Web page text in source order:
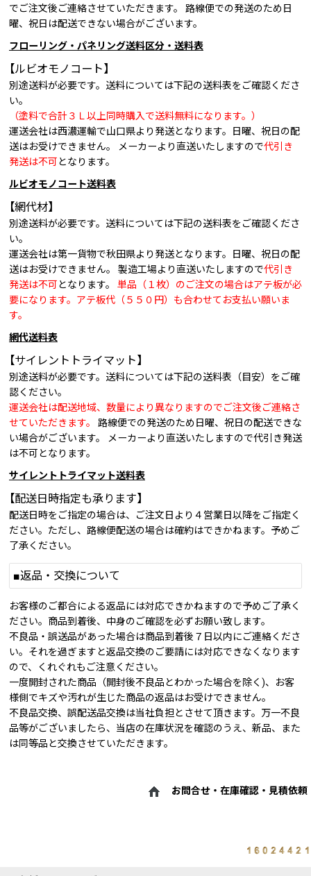
でご注文後ご連絡させていただきます。 路線便での発送のため日
曜、祝日は配送できない場合がございます。
フローリング・パネリング送料区分・送料表
【ルビオモノコート】
別途送料が必要です。送料については下記の送料表をご確認くださ
い。
（塗料で合計３Ｌ以上同時購入で送料無料になります。）
運送会社は西濃運輸で山口県より発送となります。日曜、祝日の配
送はお受けできません。 メーカーより直送いたしますので代引き
発送は不可となります。
ルビオモノコート送料表
【網代材】
別途送料が必要です。送料については下記の送料表をご確認くださ
い。
運送会社は第一貨物で秋田県より発送となります。日曜、祝日の配
送はお受けできません。 製造工場より直送いたしますので代引き
発送は不可となります。 単品（１枚）のご注文の場合はアテ板が必
要になります。アテ板代（５５０円）も合わせてお支払い願いま
す。
網代送料表
【サイレントトライマット】
別途送料が必要です。送料については下記の送料表（目安）をご確
認ください。
運送会社は配送地域、数量により異なりますのでご注文後ご連絡さ
せていただきます。
路線便での発送のため日曜、祝日の配送できな
い場合がございます。 メーカーより直送いたしますので代引き発送
は不可となります。
サイレントトライマット送料表
【配送日時指定も承ります】
配送日時をご指定の場合は、ご注文日より４営業日以降をご指定く
ださい。ただし、路線便配送の場合は確約はできかねます。予めご
了承ください。
■返品・交換について
お客様のご都合による返品には対応できかねますので予めご了承く
ださい。商品到着後、中身のご確認を必ずお願い致します。
不良品・誤送品があった場合は商品到着後７日以内にご連絡くださ
い。それを過ぎますと返品交換のご要請には対応できなくなります
ので、くれぐれもご注意ください。
一度開封された商品（開封後不良品とわかった場合を除く)、お客
様側でキズや汚れが生じた商品の返品はお受けできません。
不良品交換、誤配送品交換は当社負担とさせて頂きます。万一不良
品等がございましたら、当店の在庫状況を確認のうえ、新品、また
は同等品と交換させていただきます。
お問合せ・在庫確認・見積依頼